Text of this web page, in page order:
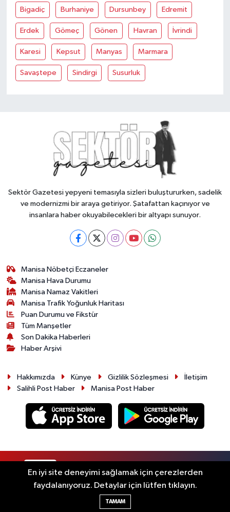
Bigadiç Burhaniye Dursunbey Edremit
Erdek Gömeç Gönen Havran İvrindi
Karesi Kepsut Manyas Marmara
Savaştepe Sindirgi Susurluk
Sektör Gazetesi yepyeni temasıyla sizleri buluştururken, sadelik
ve modernizmi bir araya getiriyor. Şatafattan kaçınıyor ve
insanlara haber okuyabilecekleri bir altyapı sunuyor.
Manisa Nöbetçi Eczaneler
Manisa Hava Durumu
Manisa Namaz Vakitleri
Manisa Trafik Yoğunluk Haritası
Puan Durumu ve Fikstür
Tüm Manşetler
Son Dakika Haberleri
Haber Arşivi
Hakkımızda Künye Gizlilik Sözleşmesi
İletişim
Salihli Post Haber
Manisa Post Haber
Haber Yazılımı:
En iyi site deneyimi sağlamak için çerezlerden
faydalanıyoruz. Detaylar için lütfen tıklayın.
TAMAM